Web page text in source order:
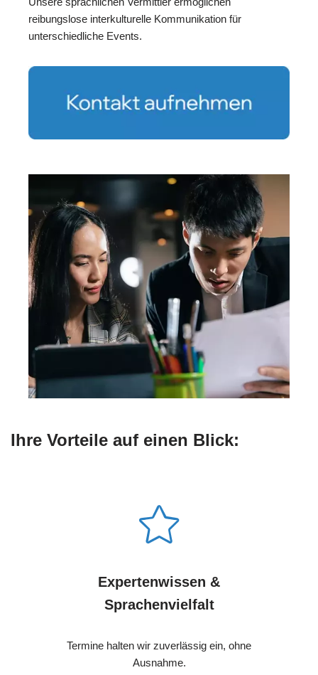
reibungslose interkulturelle Kommunikation für
unterschiedliche Events.
Ihre Vorteile auf einen Blick:
Expertenwissen &
Sprachenvielfalt
Termine halten wir zuverlässig ein, ohne
Ausnahme.